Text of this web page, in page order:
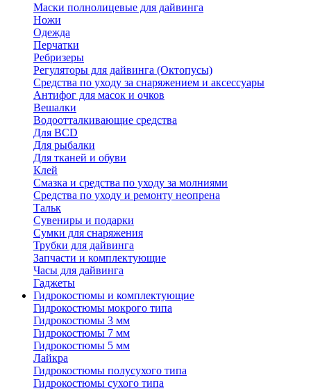
Маски полнолицевые для дайвинга
Ножи
Одежда
Перчатки
Ребризеры
Регуляторы для дайвинга (Октопусы)
Средства по уходу за снаряжением и аксессуары
Антифог для масок и очков
Вешалки
Водоотталкивающие средства
Для BCD
Для рыбалки
Для тканей и обуви
Клей
Смазка и средства по уходу за молниями
Средства по уходу и ремонту неопрена
Тальк
Сувениры и подарки
Сумки для снаряжения
Трубки для дайвинга
Запчасти и комплектующие
Часы для дайвинга
Гаджеты
Гидрокостюмы и комплектующие
Гидрокостюмы мокрого типа
Гидрокостюмы 3 мм
Гидрокостюмы 7 мм
Гидрокостюмы 5 мм
Лайкра
Гидрокостюмы полусухого типа
Гидрокостюмы сухого типа